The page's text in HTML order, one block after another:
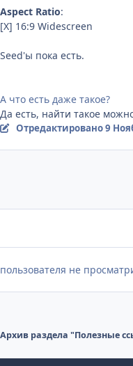
Aspect Ratio:
[X] 16:9 Widescreen
Seed'ы пока есть.
А что есть даже такое?
Да есть, найти такое
Отредактировано9
не
Архив раздела "Полезные